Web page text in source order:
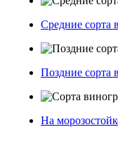
Средние сорта
Поздние сорта
На